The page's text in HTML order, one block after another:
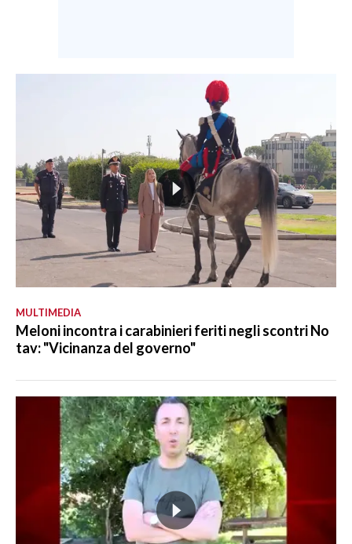
MULTIMEDIA
Meloni incontra i carabinieri feriti negli scontri No
tav: "Vicinanza del governo"